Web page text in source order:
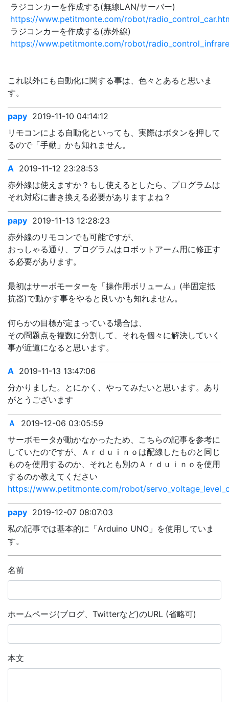
ラジコンカーを作成する(無線LAN/サーバー)
https://www.petitmonte.com/robot/
ラジコンカーを作成する(赤外線)
https://www.petitmonte.com/robot/
これ以外にも自動化に関する事は、色々とあると思いま
す。
papy 2019-11-10 04:14:12
リモコンによる自動化といっても、実際はボタンを押して
るので「手動」かも知れません。
A 2019-11-12 23:28:53
赤外線は使えますか？もし使えるとしたら、プログラムは
それ対応に書き換える必要がありますよね？
papy 2019-11-13 12:28:23
赤外線のリモコンでも可能ですが、
おっしゃる通り、プログラムはロボットアーム用に修正す
る必要があります。
最初はサーボモーターを「操作用ボリューム」(半固定抵
抗器)で動かす事をやると良いかも知れません。
何らかの目標が定まっている場合は、
その問題点を複数に分割して、それを個々に解決していく
事が近道になると思います。
A 2019-11-13 13:47:06
分かりました。とにかく、やってみたいと思います。あり
がとうございます
Ａ
2019-12-06 03:05:59
サーボモータが動かなかったため、こちらの記事を参考に
していたのですが、Ａｒｄｕｉｎｏは配線したものと同じ
ものを使用するのか、それとも別のＡｒｄｕｉｎｏを使用
するのか教えてください
https://www.petitmonte.com/robot/
papy 2019-12-07 08:07:03
私の記事では基本的に「Arduino UNO」を使用していま
す。
名前
ホームページ(ブログ、Twitterなど)のURL (省略可)
本文